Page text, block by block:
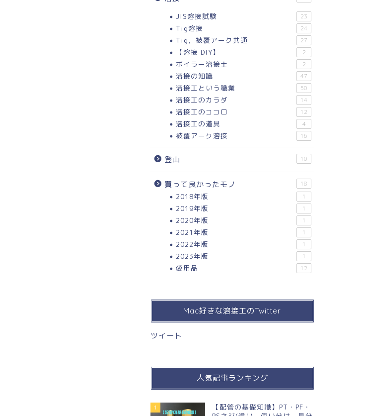
JIS溶接試験 23
Tig溶接 24
Tig，被覆アーク共通 27
【溶接 DIY】 2
ボイラー溶接士 2
溶接の知識 47
溶接工という職業 50
溶接工のカラダ 14
溶接工のココロ 12
溶接工の道具 4
被覆アーク溶接 16
登山 10
買って良かったモノ 18
2018年版 1
2019年版 1
2020年版 1
2021年版 1
2022年版 1
2023年版 1
愛用品 12
Mac好きな溶接工のTwitter
ツイート
人気記事ランキング
1
【配管の基礎知識】PT・PF・